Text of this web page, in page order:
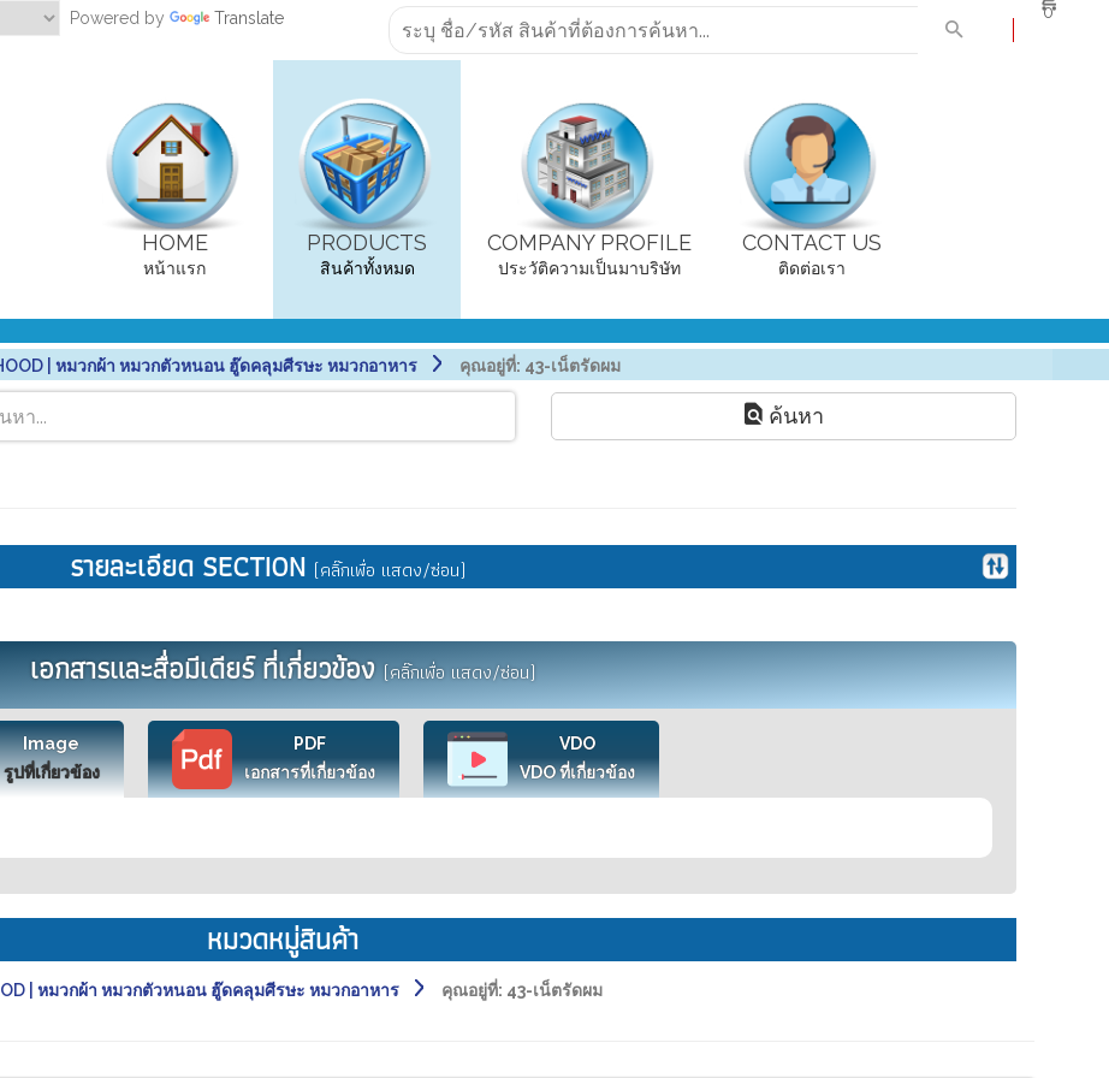
Powered by Translate 0
HOME
หน้าแรก
PRODUCTS
สินค้าทั้งหมด
COMPANY PROFILE
ประวัติความเป็นมาบริษัท
CONTACT US
ติดต่อเรา
| หมวกผ้า หมวกตัวหนอน ฮู๊ดคลุมศีรษะ หมวกอาหาร คุณอยู่ที่: 43-เน็ตรัดผม
ค้นหา
รายละเอียด SECTION (คลิ๊กเพื่อ แสดง/ซ่อน)
เอกสารและสื่อมีเดียร์ ที่เกี่ยวข้อง(คลิ๊กเพื่อ แสดง/ซ่อน)
Image
รูปที่เกี่ยวข้อง
PDF
เอกสารที่เกี่ยวข้อง
VDO
VDO ที่เกี่ยวข้อง
หมวดหมู่สินค้า
| หมวกผ้า หมวกตัวหนอน ฮู๊ดคลุมศีรษะ หมวกอาหาร คุณอยู่ที่: 43-เน็ตรัดผม